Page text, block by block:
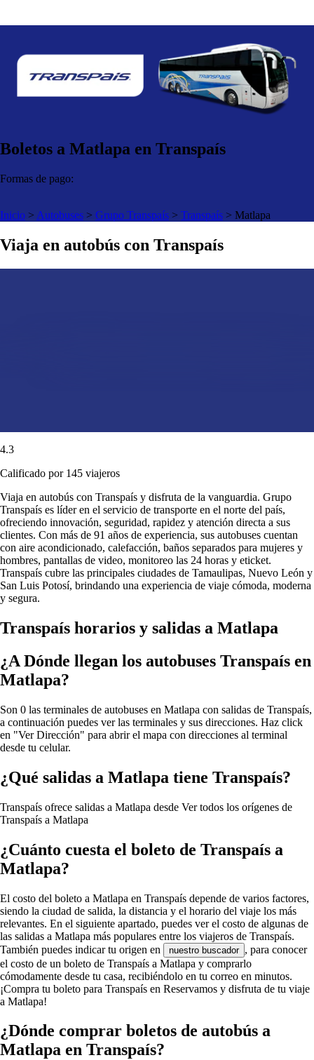
Boletos a Matlapa en Transpaís
Formas de pago:
Inicio > Autobuses > Grupo Transpaís > Transpaís > Matlapa
Viaja en autobús con Transpaís
4.3
Calificado por 145 viajeros
Viaja en autobús con Transpaís y disfruta de la vanguardia. Grupo
Transpaís es líder en el servicio de transporte en el norte del país,
ofreciendo innovación, seguridad, rapidez y atención directa a sus
clientes. Con más de 91 años de experiencia, sus autobuses cuentan
con aire acondicionado, calefacción, baños separados para mujeres y
hombres, pantallas de video, monitoreo las 24 horas y eticket.
Transpaís cubre las principales ciudades de Tamaulipas, Nuevo León y
San Luis Potosí, brindando una experiencia de viaje cómoda, moderna
y segura.
Transpaís horarios y salidas a Matlapa
¿A Dónde llegan los autobuses Transpaís en
Matlapa?
Son 0 las terminales de autobuses en Matlapa con salidas de Transpaís,
a continuación puedes ver las terminales y sus direcciones. Haz click
en "Ver Dirección" para abrir el mapa con direcciones al terminal
desde tu celular.
¿Qué salidas a Matlapa tiene Transpaís?
Transpaís ofrece salidas a Matlapa desde Ver todos los orígenes de
Transpaís a Matlapa
¿Cuánto cuesta el boleto de Transpaís a
Matlapa?
El costo del boleto a Matlapa en Transpaís depende de varios factores,
siendo la ciudad de salida, la distancia y el horario del viaje los más
relevantes. En el siguiente apartado, puedes ver el costo de algunas de
las salidas a Matlapa más populares entre los viajeros de Transpaís.
También puedes indicar tu origen en
nuestro buscador , para conocer
el costo de un boleto de Transpaís a Matlapa y comprarlo
cómodamente desde tu casa, recibiéndolo en tu correo en minutos.
¡Compra tu boleto para Transpaís en Reservamos y disfruta de tu viaje
a Matlapa!
¿Dónde comprar boletos de autobús a
Matlapa en Transpaís?